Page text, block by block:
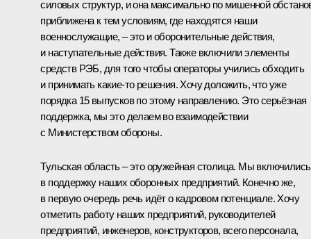
силовых структур, и она максимально по мишенной
приближена к тем условиям, где находятся наши
военнослужащие, – это и оборонительные действия,
и наступательные действия. Также включили элементы
средств РЭБ, для того чтобы операторы учились обходить
и принимать какие-то решения. Хочу доложить, что уже
порядка 15 выпусков по этому направлению. Это серьёзная
поддержка, мы это делаем во взаимодействии
с Министерством обороны.
Тульская область – это оружейная столица. Мы включились
в поддержку наших оборонных предприятий. Конечно же,
в первую очередь речь идёт о кадровом потенциале. Хочу
отметить работу наших предприятий, руководителей
предприятий, инженеров, конструкторов, всего персонала,